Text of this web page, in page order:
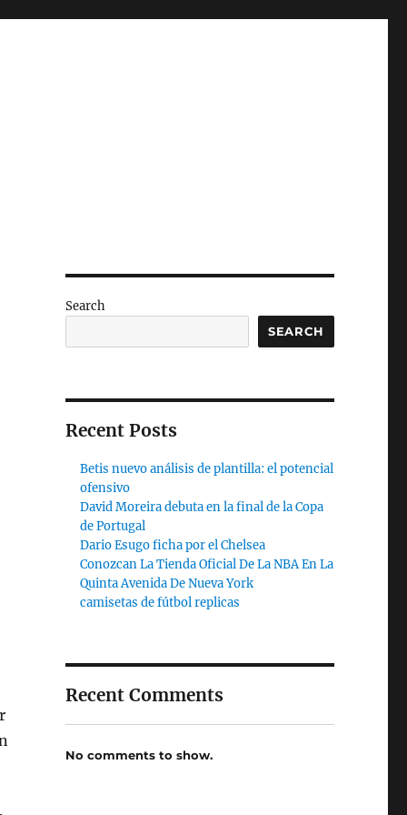
Search
SEARCH
Recent Posts
Betis nuevo análisis de plantilla: el potencial
ofensivo
David Moreira debuta en la final de la Copa
de Portugal
Dario Esugo ficha por el Chelsea
Conozcan La Tienda Oficial De La NBA En La
Quinta Avenida De Nueva York
camisetas de fútbol replicas
Recent Comments
No comments to show.